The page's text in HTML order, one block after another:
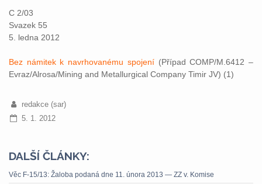
C 2/03
Svazek 55
5. ledna 2012
Bez námitek k navrhovanému spojení(Případ COMP/M.6412 –
Evraz/Alrosa/Mining and Metallurgical Company Timir JV) (1)
redakce (sar)
5. 1. 2012
DALŠÍ ČLÁNKY:
Věc F-15/13: Žaloba podaná dne 11. února 2013 — ZZ v. Komise